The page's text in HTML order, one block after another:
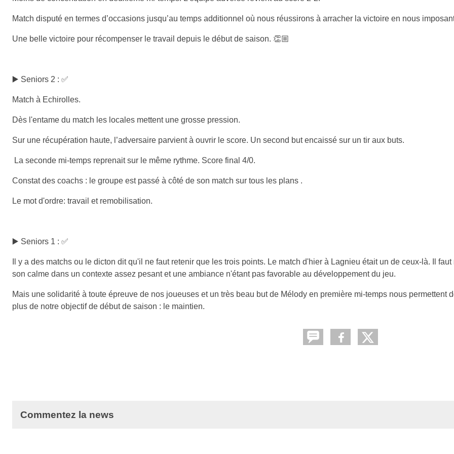
Match disputé en termes d’occasions jusqu’au temps additionnel où nous réussirons à arracher la victoire en nous
Une belle victoire pour récompenser le travail depuis le début de saison. 👏🏼
▶️ Seniors 2 : ✅
Match à Echirolles.
Dès l'entame du match les locales mettent une grosse pression.
Sur une récupération haute, l’adversaire parvient à ouvrir le score. Un second but encaissé sur un tir aux buts.
La seconde mi-temps reprenait sur le même rythme. Score final 4/0.
Constat des coachs : le groupe est passé à côté de son match sur tous les plans .
Le mot d'ordre: travail et remobilisation.
▶️ Seniors 1 : ✅
Il y a des matchs ou le dicton dit qu'il ne faut retenir que les trois points. Le match d'hier à Lagnieu était un de ceux-là. Il
son calme dans un contexte assez pesant et une ambiance n'étant pas favorable au développement du jeu.
Mais une solidarité à toute épreuve de nos joueuses et un très beau but de Mélody en première mi-temps nous permettent
plus de notre objectif de début de saison : le maintien.
Commentez la news